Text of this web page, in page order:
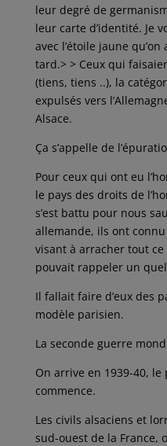
leur degré de
leur carte d’identité. Je
avec l’étoile jaune
tard.> > Ceux qui
(tiens, tiens ..), la
expulsés vers
Alsace.
Ça s’appelle de
Pour ceux qui ont eu
le pays des droits de
s’est battu pour nous
allemande, ils ont
visant à arracher tout ce
pouvait rappeler un
Il fallait faire d’eux des
modèle parisien.
La seconde guerre
On arrive en 1939-40,
commence.
Les civils alsaciens et
sud-ouest de la France,